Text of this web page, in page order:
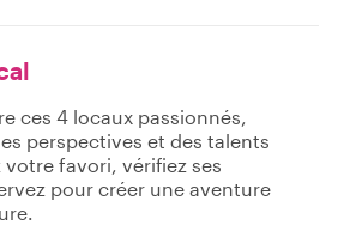
ces 4 locaux passionnés,
perspectives et des talents
favori, vérifiez ses
pour créer une aventure